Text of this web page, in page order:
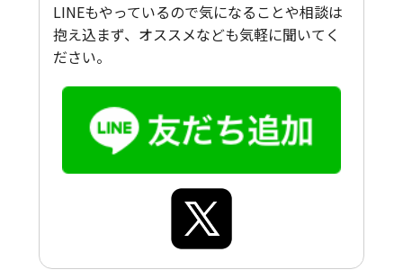
LINEもやっているので気になることや相談は
抱え込まず、オススメなども気軽に聞いてく
ださい。